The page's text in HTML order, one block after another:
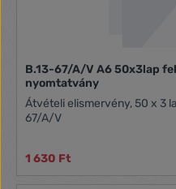
B.13-67/A/V A6 50x3lap
nyomtatvány
Átvételi elismervény, 50 x 3
67/A/V
1 630 Ft